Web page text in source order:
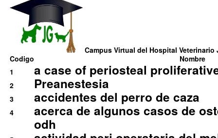
Campus Virtual del Hospital Veterinario
Codigo
Nombre
1
a case of periosteal
2 Preanestesia
3 accidentes del perro de caza
4
acerca de algunos casos de
odh